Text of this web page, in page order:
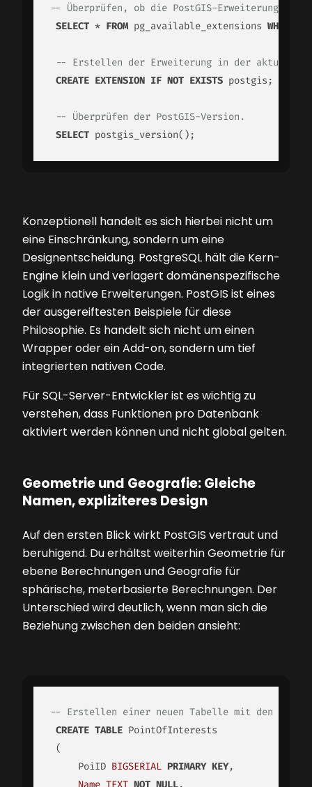
-- Überprüfen, ob die PostGIS-Erweiterung
SELECT * FROM pg_available_extensions WHERE
-- Erstellen der Erweiterung in der aktuellen
CREATE EXTENSION IF NOT EXISTS postgis;
-- Überprüfen der PostGIS-Version.
SELECT postgis_version();
Konzeptionell handelt es sich hierbei nicht um
eine Einschränkung, sondern um eine
Designentscheidung. PostgreSQL hält die Kern-
Engine klein und verlagert domänenspezifische
Logik in native Erweiterungen. PostGIS ist eines
der ausgereiftesten Beispiele für diese
Philosophie. Es handelt sich nicht um einen
Wrapper oder ein Add-on, sondern um tief
integrierten nativen Code.
Für SQL-Server-Entwickler ist es wichtig zu
verstehen, dass Funktionen pro Datenbank
aktiviert werden können und nicht global gelten.
Geometrie und Geografie: Gleiche
Namen, expliziteres Design
Auf den ersten Blick wirkt PostGIS vertraut und
beruhigend. Du erhältst weiterhin Geometrie für
ebene Berechnungen und Geografie für
sphärische, meterbasierte Berechnungen. Der
Unterschied wird deutlich, wenn man sich die
Beziehung zwischen den beiden ansieht:
-- Erstellen einer neuen Tabelle mit den Datentypen
CREATE TABLE PointOfInterests
(
     PoiID
BIGSERIAL PRIMARY KEY,